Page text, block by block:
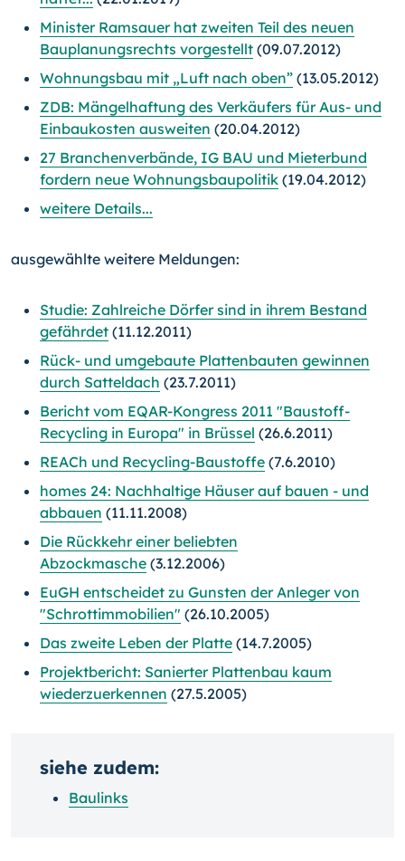
Minister Ramsauer hat zweiten Teil des neuen
Bauplanungsrechts vorgestellt (09.07.2012)
Wohnungsbau mit „Luft nach oben” (13.05.2012)
ZDB: Mängelhaftung des Verkäufers für Aus- und
Einbaukosten ausweiten (20.04.2012)
27 Branchenverbände, IG BAU und Mieterbund
fordern neue Wohnungsbaupolitik (19.04.2012)
weitere Details...
ausgewählte weitere Meldungen:
Studie: Zahlreiche Dörfer sind in ihrem Bestand
gefährdet (11.12.2011)
Rück- und umgebaute Plattenbauten gewinnen
durch Satteldach (23.7.2011)
Bericht vom EQAR-Kongress 2011 "Baustoff-
Recycling in Europa" in Brüssel (26.6.2011)
REACh und Recycling-Baustoffe (7.6.2010)
homes 24: Nachhaltige Häuser auf bauen - und
abbauen (11.11.2008)
Die Rückkehr einer beliebten
Abzockmasche (3.12.2006)
EuGH entscheidet zu Gunsten der Anleger von
"Schrottimmobilien" (26.10.2005)
Das zweite Leben der Platte (14.7.2005)
Projektbericht: Sanierter Plattenbau kaum
wiederzuerkennen (27.5.2005)
siehe zudem:
Baulinks